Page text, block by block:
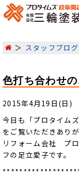
スタッフブログ
色打ち合わせの
2015年4月19日(日)
今日も「プロタイム
をご覧いただきあり
リフォーム会社 プ
フの足立愛子です。